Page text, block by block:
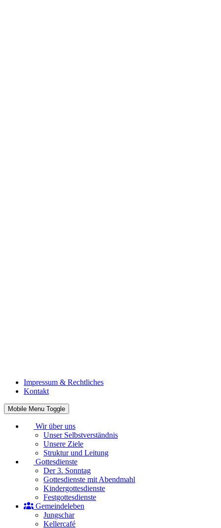
Impressum & Rechtliches
Kontakt
Mobile Menu Toggle
Wir über uns
Unser Selbstverständnis
Unsere Ziele
Struktur und Leitung
Gottesdienste
Der 3. Sonntag
Gottesdienste mit Abendmahl
Kindergottesdienste
Festgottesdienste
Gemeindeleben
Jungschar
Kellercafé